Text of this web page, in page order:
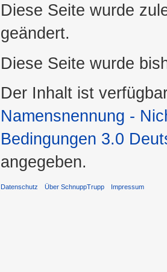
Diese Seite wurde
geändert.
Diese Seite wurde
Der Inhalt ist
Namensnennung -
Bedingungen 3.0
angegeben.
Datenschutz Über SchnuppTrupp Impressum